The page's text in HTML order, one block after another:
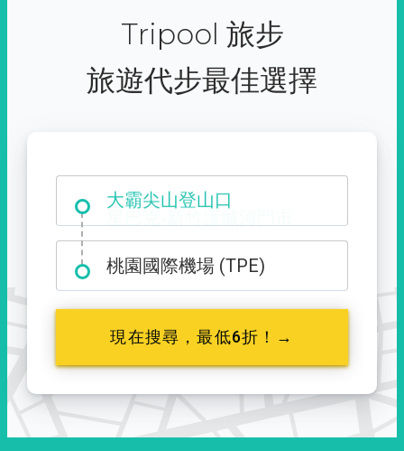
Tripool 旅步
旅遊代步最佳選擇
大霸尖山登山口
桃園國際機場 (TPE)
現在搜尋，最低6折！→